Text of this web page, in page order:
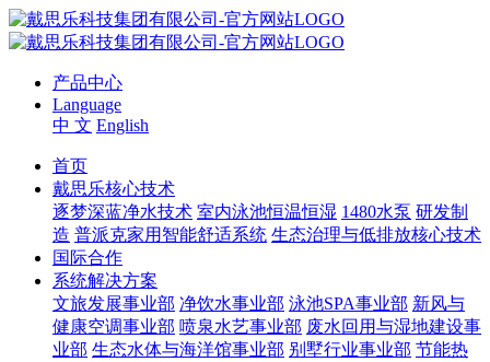
产品中心
Language
中 文 English
首页
戴思乐核心技术
逐梦深蓝净水技术 室内泳池恒温恒湿 1480水泵 研发制
造 普派克家用智能舒适系统 生态治理与低排放核心技术
国际合作
系统解决方案
文旅发展事业部 净饮水事业部 泳池SPA事业部 新风与
健康空调事业部 喷泉水艺事业部 废水回用与湿地建设事
业部 生态水体与海洋馆事业部 别墅行业事业部 节能热